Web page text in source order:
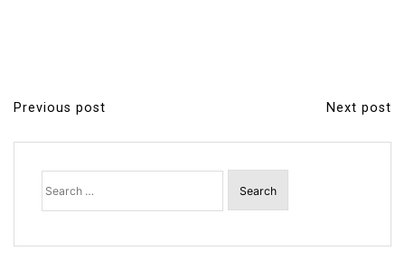
P
o
Previous post Next post
Search
for: